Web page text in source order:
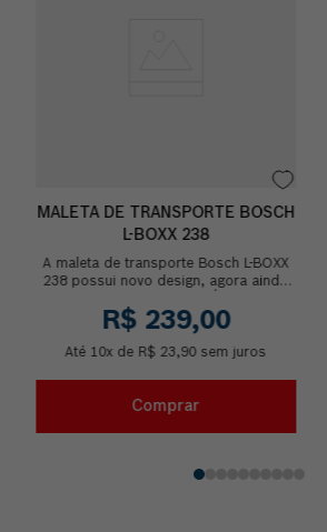
MALETA DE TRANSPORTE BOSCH
L-BOXX 238
A maleta de transporte Bosch L-BOXX
238 possui novo design, agora ainda
organizar...
R$ 239,00
Até 10x de R$ 23,90sem juros
Comprar